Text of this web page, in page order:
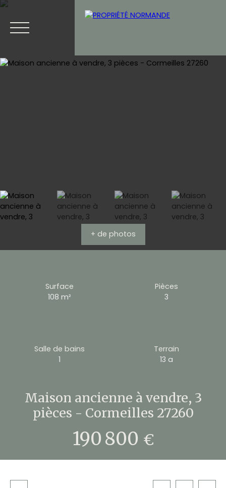
+ de photos
Surface
108m²
Pièces
3
Salle de bains
1
Terrain
13 a
Maison ancienne à vendre, 3
pièces - Cormeilles 27260
190 800 €